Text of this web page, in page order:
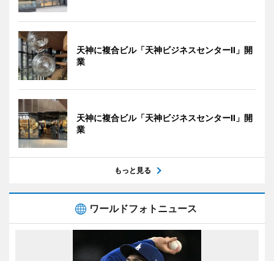
天神に複合ビル「天神ビジネスセンターII」開
業
天神に複合ビル「天神ビジネスセンターII」開
業
もっと見る
ワールドフォトニュース